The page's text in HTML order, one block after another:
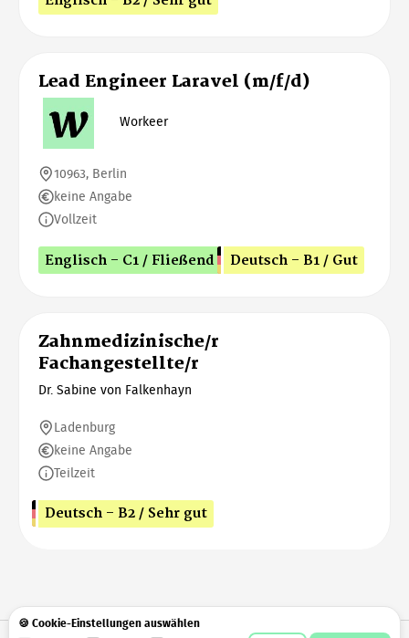
Lead Engineer Laravel (m/f/d)
Workeer
10963, Berlin
keine Angabe
Vollzeit
Englisch - C1 / Fließend Deutsch - B1 / Gut
Zahnmedizinische/r
Fachangestellte/r
Dr. Sabine von Falkenhayn
Ladenburg
keine Angabe
Teilzeit
Deutsch - B2 / Sehr gut
🍪 Cookie-Einstellungen auswählen